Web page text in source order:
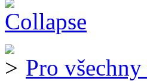
Pro